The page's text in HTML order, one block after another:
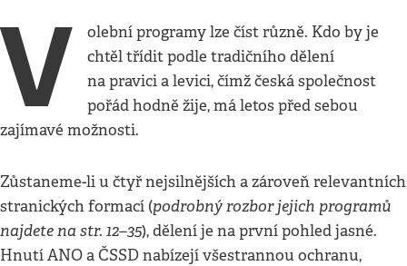
V
olební programy lze číst různě. Kdo by je
chtěl třídit podle tradičního dělení
na pravici a levici, čímž česká společnost
pořád hodně žije, má letos před sebou
zajímavé možnosti.
Zůstaneme-li u čtyř nejsilnějších a zároveň relevantních
stranických formací (podrobný rozbor jejich programů
najdete na str. 12–35), dělení je na první pohled jasné.
Hnutí ANO a ČSSD nabízejí všestrannou ochranu,